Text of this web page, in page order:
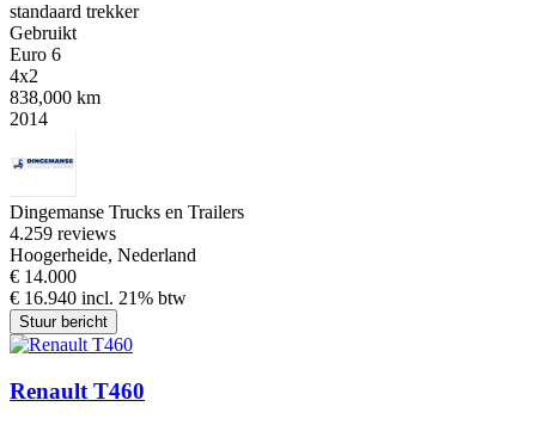
standaard trekker
Gebruikt
Euro 6
4x2
838,000 km
2014
Dingemanse Trucks en Trailers
4.259 reviews
Hoogerheide, Nederland
€ 14.000
€ 16.940 incl. 21% btw
Stuur bericht
Renault T460